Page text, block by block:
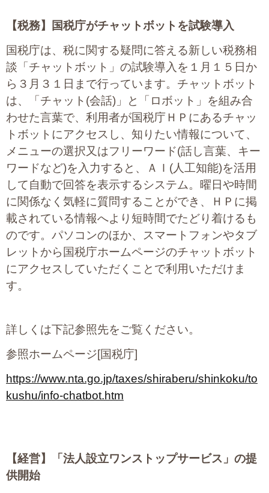
【税務】
国税庁がチャットボットを試験導入
国税庁は、税に関する疑問に答える新しい税務相
談「チャットボット」の試験導入を１月１５日か
ら３月３１日まで行っています。チャットボット
は、「チャット(会話)」と「ロボット」を組み合
わせた言葉で、利用者が国税庁ＨＰにあるチャッ
トボットにアクセスし、知りたい情報について、
メニューの選択又はフリーワード(話し言葉、キー
ワードなど)を入力すると、ＡＩ(人工知能)を活用
して自動で回答を表示するシステム。曜日や時間
に関係なく気軽に質問することができ、ＨＰに掲
載されている情報へより短時間でたどり着けるも
のです。パソコンのほか、スマートフォンやタブ
レットから国税庁ホームページのチャットボット
にアクセスしていただくことで利用いただけま
す。
詳しくは下記参照先をご覧ください。
参照ホームページ[国税庁]
https://www.nta.go.jp/taxes/shiraberu/shinkoku/to
kushu/info-chatbot.htm
【経営】
「法人設立ワンストップサービス」の提
供開始